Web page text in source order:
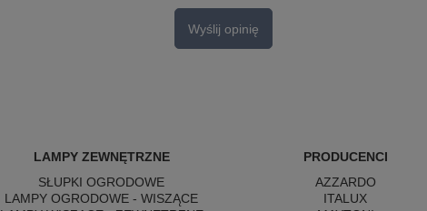
Wyślij opinię
LAMPY ZEWNĘTRZNE
SŁUPKI OGRODOWE
LAMPY OGRODOWE - WISZĄCE
PRODUCENCI
AZZARDO
ITALUX